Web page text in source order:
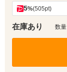
5%(505pt)
在庫あり 数量